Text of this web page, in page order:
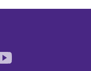
pagepage
Youtube page